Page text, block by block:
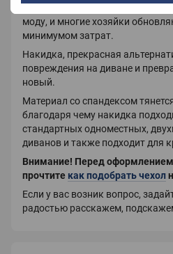
моду, и многие хозяйки
минимумом затрат.
Накидка, прекрасная
повреждения на диване и
новый.
Материал со спандексом
благодаря чему накидка
стандартных одноместных,
диванов и также подходит для
Внимание! Перед оформлением
прочтите как подобрать чехол
Если у вас возник вопрос,
радостью расскажем,